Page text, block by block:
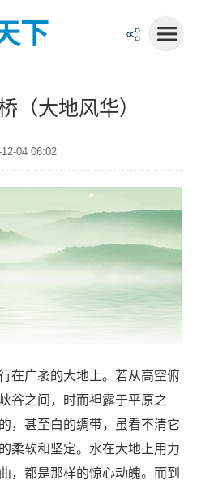
下
（大地风华）
12-04 06:02
在广袤的大地上。若从高空俯
谷之间，时而袒露于平原之
，甚至白的绸带，虽看不清它
柔软和坚定。水在大地上用力
，都是那样的惊心动魄。而到